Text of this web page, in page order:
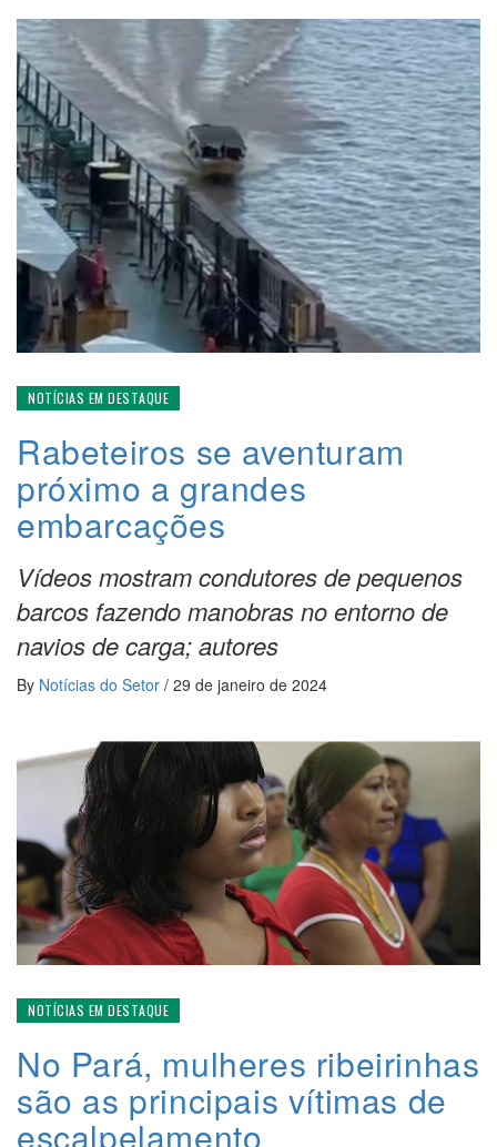
NOTÍCIAS EM DESTAQUE
Rabeteiros se aventuram
próximo a grandes
embarcações
Vídeos mostram condutores de pequenos
barcos fazendo manobras no entorno de
navios de carga; autores
By Notícias do Setor / 29 de janeiro de 2024
NOTÍCIAS EM DESTAQUE
No Pará, mulheres ribeirinhas
são as principais vítimas de
escalpelamento